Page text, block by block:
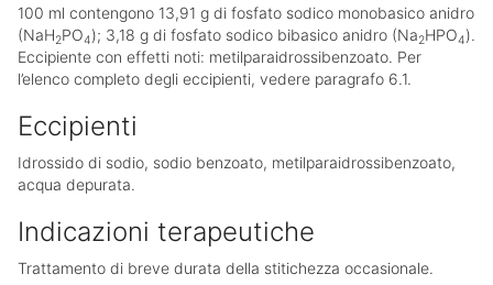
100 ml contengono 13,91 g di fosfato sodico monobasico anidro
(NaH2PO4); 3,18 g di fosfato sodico bibasico anidro (Na2HPO4).
Eccipiente con effetti noti: metilparaidrossibenzoato. Per
l’elenco completo degli eccipienti, vedere paragrafo 6.1.
Eccipienti
Idrossido di sodio, sodio benzoato, metilparaidrossibenzoato,
acqua depurata.
Indicazioni terapeutiche
Trattamento di breve durata della stitichezza occasionale.